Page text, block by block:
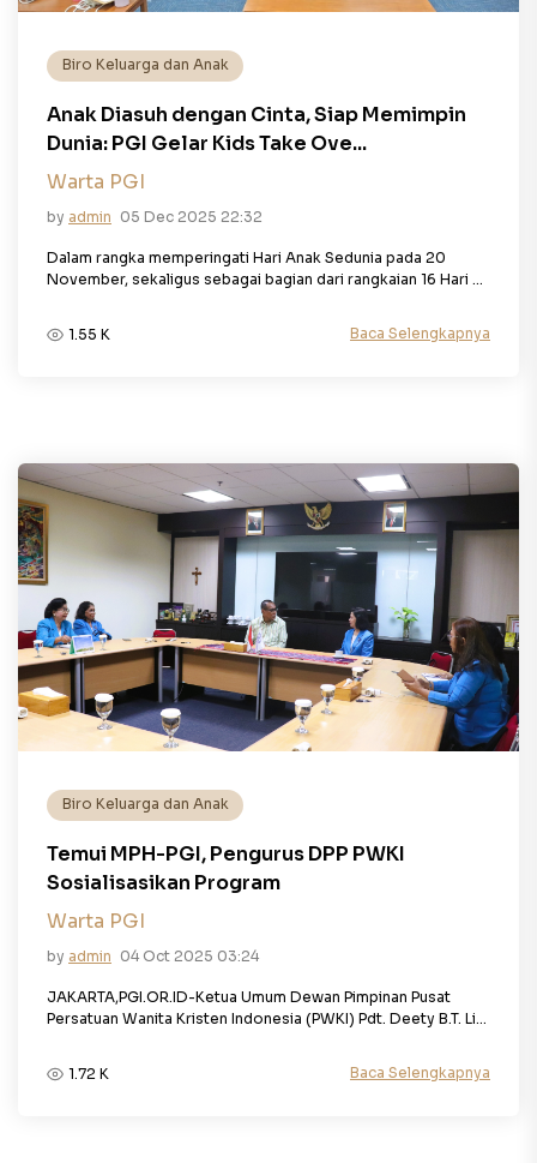
Biro Keluarga dan Anak
Anak Diasuh dengan Cinta, Siap Memimpin
Dunia: PGI Gelar Kids Take Ove...
Warta PGI
by admin 05 Dec 2025 22:32
Dalam rangka memperingati Hari Anak Sedunia pada 20
November, sekaligus sebagai bagian dari rangkaian 16 Hari ...
1.55 K Baca Selengkapnya
Biro Keluarga dan Anak
Temui MPH-PGI, Pengurus DPP PWKI
Sosialisasikan Program
Warta PGI
by admin 04 Oct 2025 03:24
JAKARTA,PGI.OR.ID-Ketua Umum Dewan Pimpinan Pusat
Persatuan Wanita Kristen Indonesia (PWKI) Pdt. Deety B.T. Li...
1.72 K Baca Selengkapnya